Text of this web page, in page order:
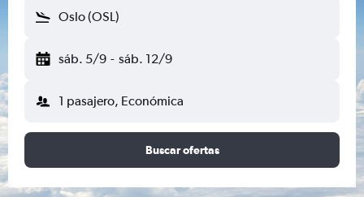
Oslo (OSL)
sáb. 5/9 - sáb. 12/9
1 pasajero, Económica
Buscar ofertas